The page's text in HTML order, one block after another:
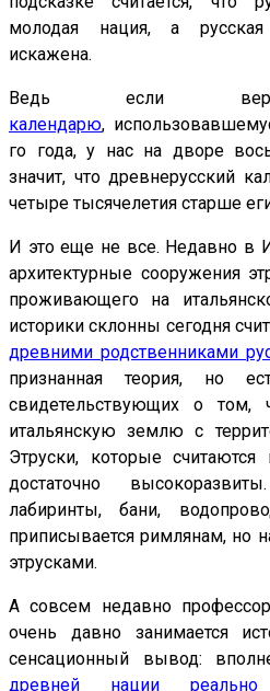
молодая нация, а русская
искажена.
Ведь если
календарю,
го года, у нас на дворе
значит, что древнерусский
четыре тысячелетия старше
И это еще не все. Недавно в
архитектурные сооружения
проживающего на
историки склонны сегодня
древними родственниками
признанная теория, но
свидетельствующих о том,
итальянскую землю с
Этруски, которые
достаточно
лабиринты, бани,
приписывается римлянам, но
этрусками.
А совсем недавно
очень давно занимается
сенсационный вывод:
древней нации